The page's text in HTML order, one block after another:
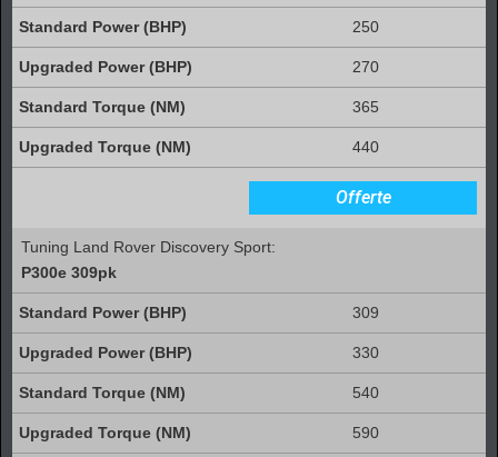
250
270
365
440
Offerte
Tuning Land Rover Discovery Sport:
P300e 309pk
309
330
540
590